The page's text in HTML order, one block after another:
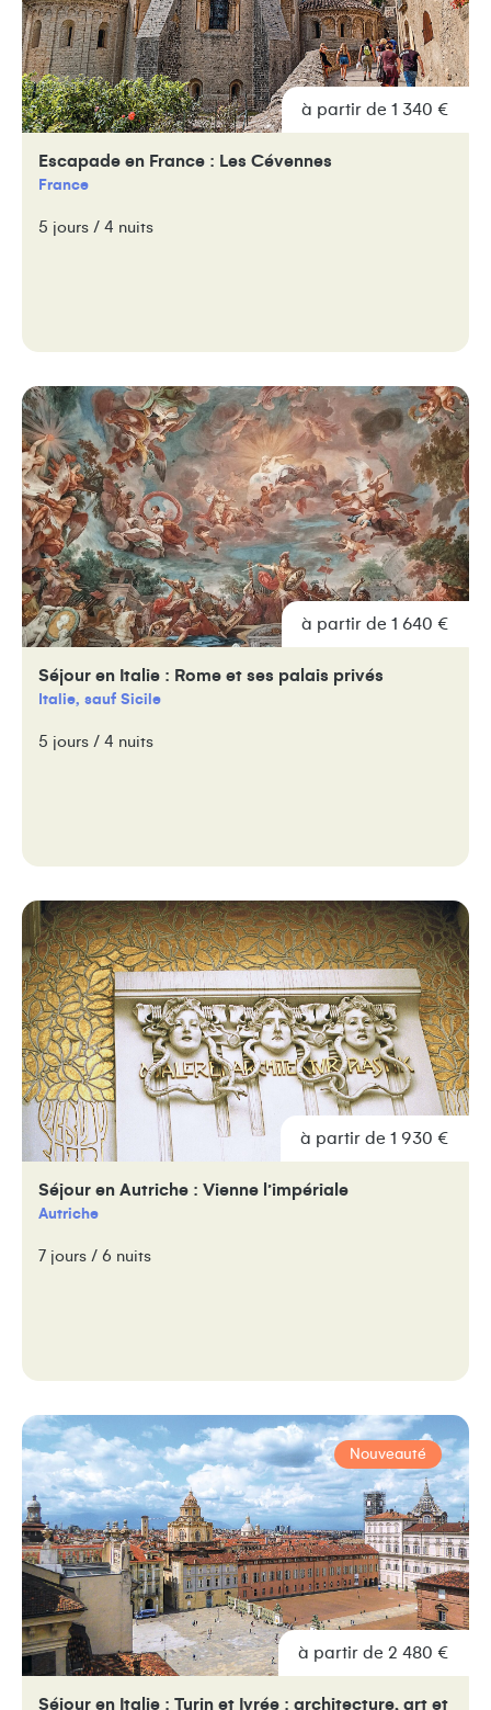
à partir de 1 340 €
Escapade en France : Les Cévennes
France
5 jours / 4 nuits
à partir de 1 640 €
Séjour en Italie : Rome et ses palais privés
Italie, sauf Sicile
5 jours / 4 nuits
à partir de 1 930 €
Séjour en Autriche : Vienne l’impériale
Autriche
7 jours / 6 nuits
Nouveauté
à partir de 2 480 €
Séjour en Italie : Turin et Ivrée : architecture, art et